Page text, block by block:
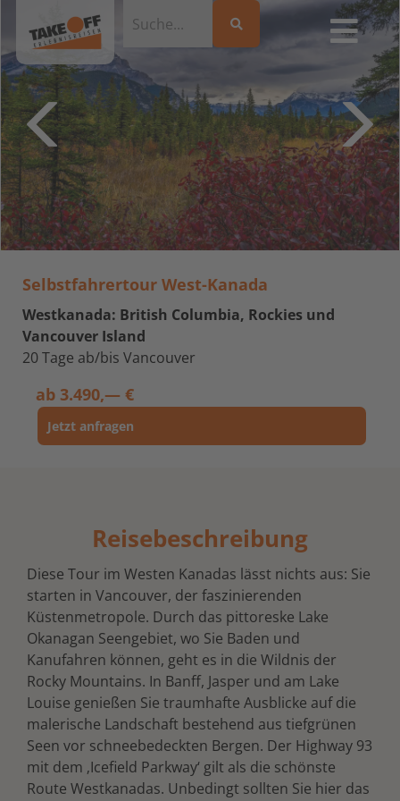
Selbstfahrertour West-Kanada
Westkanada: British Columbia, Rockies und
Vancouver Island
20 Tage ab/bis Vancouver
ab 3.490,— €
Jetzt anfragen
Reisebeschreibung
Diese Tour im Westen Kanadas lässt nichts aus: Sie
starten in Vancouver, der faszinierenden
Küstenmetropole. Durch das pittoreske Lake
Okanagan Seengebiet, wo Sie Baden und
Kanufahren können, geht es in die Wildnis der
Rocky Mountains. In Banff, Jasper und am Lake
Louise genießen Sie traumhafte Ausblicke auf die
malerische Landschaft bestehend aus tiefgrünen
Seen vor schneebedeckten Bergen. Der Highway 93
mit dem ‚Icefield Parkway‘ gilt als die schönste
Route Westkanadas. Unbedingt sollten Sie hier das